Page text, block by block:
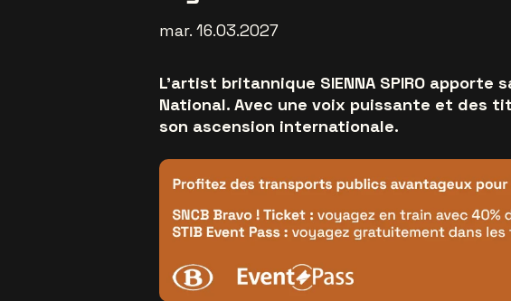
mar. 16.03.2027
L'artist britannique SIENNA SPIRO apporte
National. Avec une voix puissante et des
son ascension internationale.